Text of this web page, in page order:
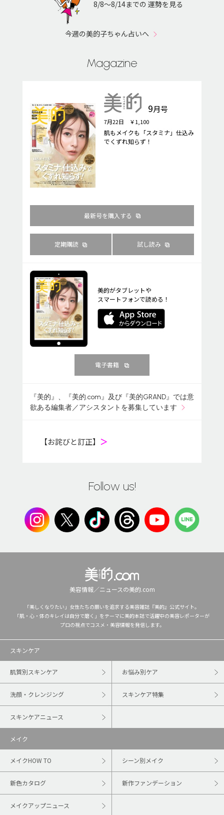
8/8〜8/14までの 運勢を見る
今週の美的子ちゃん占いへ
Magazine
9月号
7月22日 ￥1,100
肌もメイクも「スタミナ」仕込み
でくずれ知らず！
最新号を購入する
定期購読 試し読み
美的がタブレットや
スマートフォンで読める！
電子書籍
『美的』、『美的.com』及び『美的GRAND』では意
欲ある編集者／アシスタントを募集しています
【お詫びと訂正】 ＞
Follow us!
美容情報／ニュースの美的.com
「美しくなりたい」女性たちの願いを追求する美容雑誌『美的』公式サイト。
「肌・心・体のキレイは自分で磨く」をテーマに美的本誌で活躍中の美容レポーターが
プロの視点でコスメ・美容情報を発信します。
スキンケア
肌質別スキンケア お悩み別ケア
洗顔・クレンジング スキンケア特集
スキンケアニュース
メイク
メイクHOW TO シーン別メイク
新色カタログ 新作ファンデーション
メイクアップニュース